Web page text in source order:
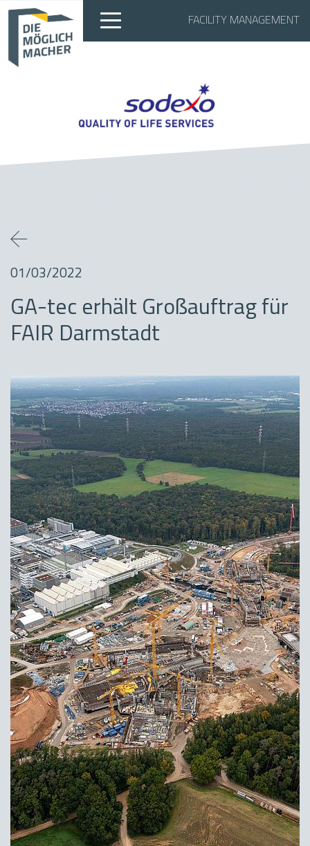
FACILITY MANAGEMENT
01/03/2022
GA-tec erhält Großauftrag für
FAIR Darmstadt